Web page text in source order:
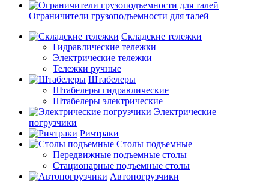
Ограничители грузоподъемности для талей
Складские тележки
Гидравлические тележки
Электрические тележки
Тележки ручные
Штабелеры
Штабелеры гидравлические
Штабелеры электрические
Электрические
погрузчики
Ричтраки
Столы подъемные
Передвижные подъемные столы
Стационарные подъемные столы
Автопогрузчики